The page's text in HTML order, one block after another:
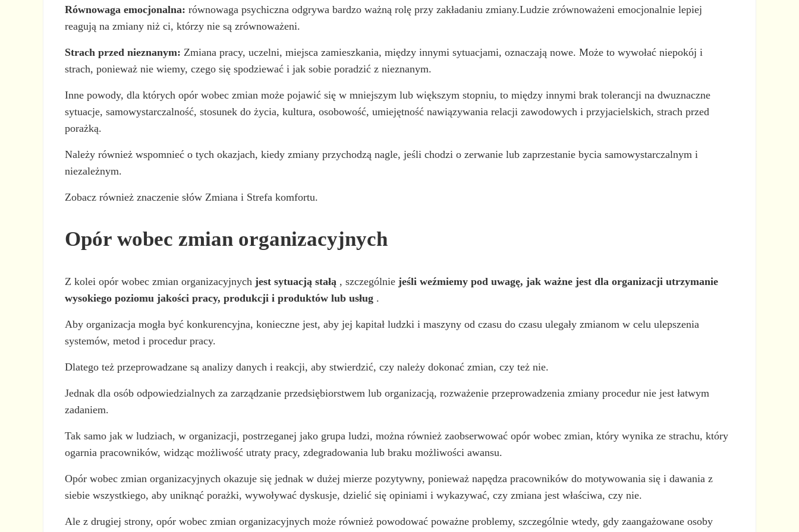
Równowaga emocjonalna: równowaga psychiczna odgrywa bardzo ważną rolę przy zakładaniu zmiany.Ludzie zrównoważeni emocjonalnie lepiej
reagują na zmiany niż ci, którzy nie są zrównoważeni.
Strach przed nieznanym: Zmiana pracy, uczelni, miejsca zamieszkania, między innymi sytuacjami, oznaczają nowe. Może to wywołać niepokój i
strach, ponieważ nie wiemy, czego się spodziewać i jak sobie poradzić z nieznanym.
Inne powody, dla których opór wobec zmian może pojawić się w mniejszym lub większym stopniu, to między innymi brak tolerancji na dwuznaczne
sytuacje, samowystarczalność, stosunek do życia, kultura, osobowość, umiejętność nawiązywania relacji zawodowych i przyjacielskich, strach przed
porażką.
Należy również wspomnieć o tych okazjach, kiedy zmiany przychodzą nagle, jeśli chodzi o zerwanie lub zaprzestanie bycia samowystarczalnym i
niezależnym.
Zobacz również znaczenie słów Zmiana i Strefa komfortu.
Opór wobec zmian organizacyjnych
Z kolei opór wobec zmian organizacyjnychjest sytuacją stałą , szczególniejeśli weźmiemy pod uwagę, jak ważne jest dla organizacji utrzymanie
wysokiego poziomu jakości pracy, produkcji i produktów lub usług .
Aby organizacja mogła być konkurencyjna, konieczne jest, aby jej kapitał ludzki i maszyny od czasu do czasu ulegały zmianom w celu ulepszenia
systemów, metod i procedur pracy.
Dlatego też przeprowadzane są analizy danych i reakcji, aby stwierdzić, czy należy dokonać zmian, czy też nie.
Jednak dla osób odpowiedzialnych za zarządzanie przedsiębiorstwem lub organizacją, rozważenie przeprowadzenia zmiany procedur nie jest łatwym
zadaniem.
Tak samo jak w ludziach, w organizacji, postrzeganej jako grupa ludzi, można również zaobserwować opór wobec zmian, który wynika ze strachu, który
ogarnia pracowników, widząc możliwość utraty pracy, zdegradowania lub braku możliwości awansu.
Opór wobec zmian organizacyjnych okazuje się jednak w dużej mierze pozytywny, ponieważ napędza pracowników do motywowania się i dawania z
siebie wszystkiego, aby uniknąć porażki, wywoływać dyskusje, dzielić się opiniami i wykazywać, czy zmiana jest właściwa, czy nie.
Ale z drugiej strony, opór wobec zmian organizacyjnych może również powodować poważne problemy, szczególnie wtedy, gdy zaangażowane osoby